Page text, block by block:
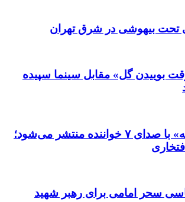
تحت بیهوشی در شرق تهران
بوییدن گل» مقابل سینما سپیده
آلبوم «بدرقه» با صدای ۷ خواننده منتشر می‌شود؛
سحر امامی برای رهبر شهید